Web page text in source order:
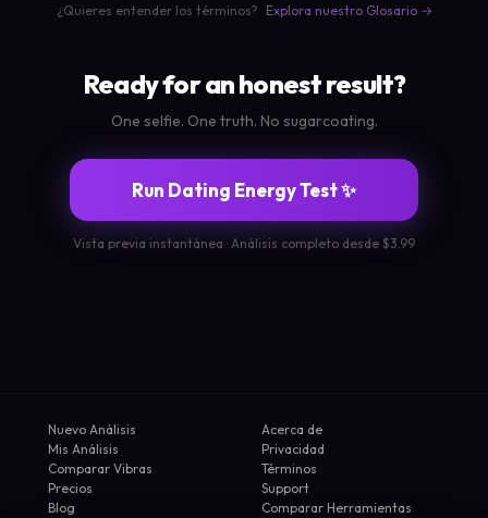
¿Quieres entender los términos? Explora nuestro Glosario →
Ready for an honest result?
One selfie. One truth. No sugarcoating.
Run Dating Energy Test ✨
Vista previa instantánea · Análisis completo desde $3.99
Nuevo Análisis
Mis Análisis
Comparar Vibras
Precios
Blog
Acerca de
Privacidad
Términos
Support
Comparar Herramientas